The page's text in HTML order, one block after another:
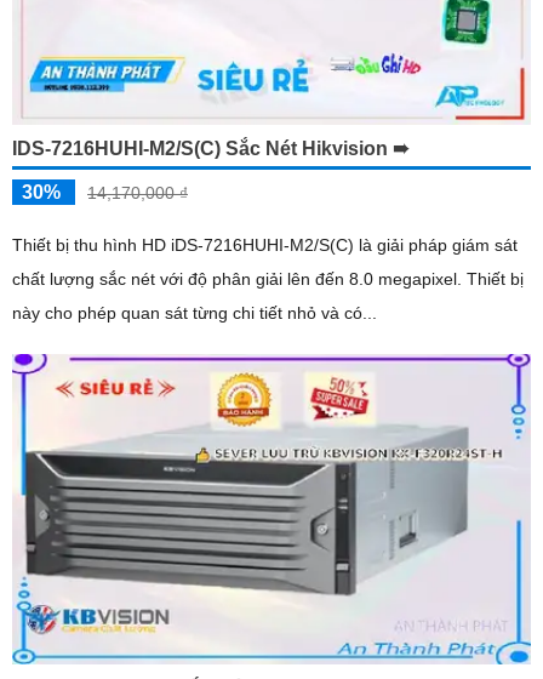
IDS-7216HUHI-M2/S(C) Sắc Nét Hikvision ➠
30% 14,170,000 ₫
Thiết bị thu hình HD iDS-7216HUHI-M2/S(C) là giải pháp giám sát
chất lượng sắc nét với độ phân giải lên đến 8.0 megapixel. Thiết bị
này cho phép quan sát từng chi tiết nhỏ và có...